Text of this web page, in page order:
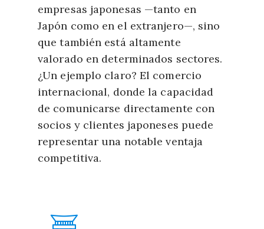
empresas japonesas —tanto en
Japón como en el extranjero—, sino
que también está altamente
valorado en determinados sectores.
¿Un ejemplo claro? El comercio
internacional, donde la capacidad
de comunicarse directamente con
socios y clientes japoneses puede
representar una notable ventaja
competitiva.